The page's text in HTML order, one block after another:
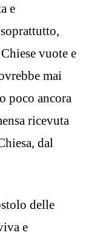
e
vuote e
mai
poco ancora
ricevuta
dal
delle
e